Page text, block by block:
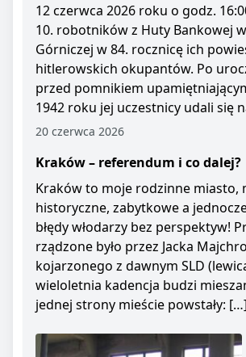
12 czerwca 2026 roku o godz.
10. robotników z Huty Bankowej
Górniczej w 84. rocznicę ich
hitlerowskich okupantów. Po
przed pomnikiem
1942 roku jej uczestnicy udali się
20 czerwca 2026
Kraków – referendum i co dalej?
Kraków to moje rodzinne miasto,
historyczne, zabytkowe a
błędy włodarzy bez perspektyw!
rządzone było przez Jacka
kojarzonego z dawnym SLD
wieloletnia kadencja budzi
jednej strony mieście powstały: […]